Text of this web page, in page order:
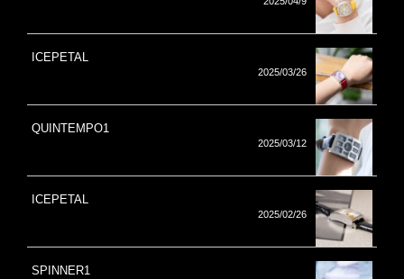
ICEPETAL
2025/03/26
QUINTEMPO1
2025/03/12
ICEPETAL
2025/02/26
SPINNER1